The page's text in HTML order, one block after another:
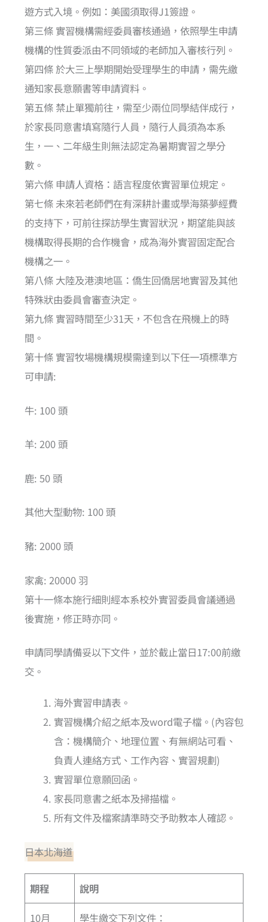
遊方式入境。例如：美國須取得J1簽證。
第三條 實習機構需經委員審核通過，依照學生申請
機構的性質委派由不同領域的老師加入審核行列。
第四條 於大三上學期開始受理學生的申請，需先繳
通知家長意願書等申請資料。
第五條 禁止單獨前往，需至少兩位同學結伴成行，
於家長同意書填寫隨行人員，隨行人員須為本系
生，一、二年級生則無法認定為暑期實習之學分
數。
第六條 申請人資格：語言程度依實習單位規定。
第七條 未來若老師們在有深耕計畫或學海築夢經費
的支持下，可前往探訪學生實習狀況，期望能與該
機構取得長期的合作機會，成為海外實習固定配合
機構之一。
第八條 大陸及港澳地區：僑生回僑居地實習及其他
特殊狀由委員會審查決定。
第九條 實習時間至少31天，不包含在飛機上的時
間。
第十條 實習牧場機構規模需達到以下任一項標準方
可申請:
牛: 100 頭
羊: 200 頭
鹿: 50 頭
其他大型動物: 100 頭
豬: 2000 頭
家禽: 20000 羽
第十一條本施行細則經本系校外實習委員會議通過
後實施，修正時亦同。
申請同學請備妥以下文件，並於截止當日17:00前繳
交。
海外實習申請表。
實習機構介紹之紙本及word電子檔。(內容包
含：機構簡介、地理位置、有無網站可看、
負責人連絡方式、工作內容、實習規劃)
實習單位意願回函。
家長同意書之紙本及掃描檔。
所有文件及檔案請準時交予助教本人確認。
日本北海道
期程 說明
10月 學生繳交下列文件：